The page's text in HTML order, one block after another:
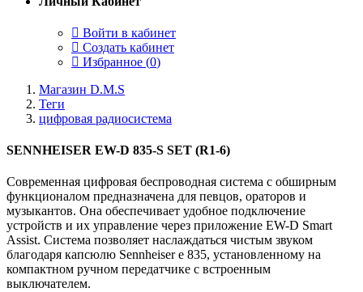
Войти в кабинет
Создать кабинет
Избранное (0)
Магазин D.M.S
Теги
цифровая радиосистема
SENNHEISER EW-D 835-S SET (R1-6)
Современная цифровая беспроводная система с обширным
функционалом предназначена для певцов, ораторов и
музыкантов. Она обеспечивает удобное подключение
устройств и их управление через приложение EW-D Smart
Assist. Система позволяет наслаждаться чистым звуком
благодаря капсюлю Sennheiser e 835, установленному на
компактном ручном передатчике с встроенным
выключателем.